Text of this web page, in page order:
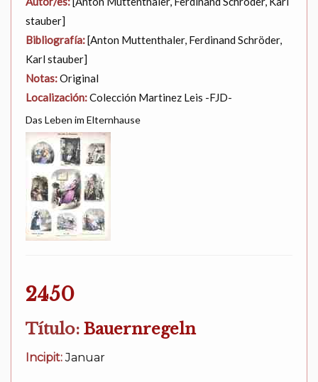
stauber]
Bibliografía:[Anton Muttenthaler, Ferdinand Schröder,
Karl stauber]
Notas:Original
Localización:Colección Martinez Leis -FJD-
Das Leben im Elternhause
2450
Título: Bauernregeln
Incipit:Januar